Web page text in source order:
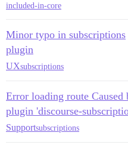
included-in-core
Minor typo in subscriptions
plugin
UXsubscriptions
Error loading route Caused
plugin 'discourse-
Supportsubscriptions